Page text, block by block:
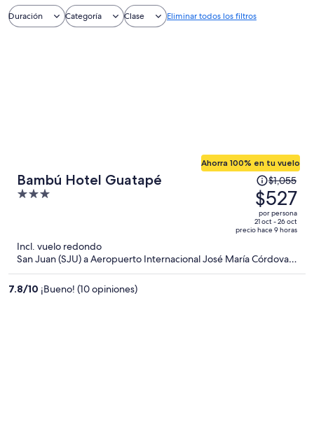
Duración Categoría Clase Eliminar todos los filtros
Bambú Hotel Guatapé
3
Ahorra 100% en tu vuelo
El
precio
era
de
$1,055
ahora
$1,055
$527
por persona
21 oct - 26 oct
precio hace 9 horas
Incl. vuelo redondo
San Juan (SJU) a Aeropuerto Internacional José María Córdova
(MDE)
7.8/10 ¡Bueno! (10 opiniones)